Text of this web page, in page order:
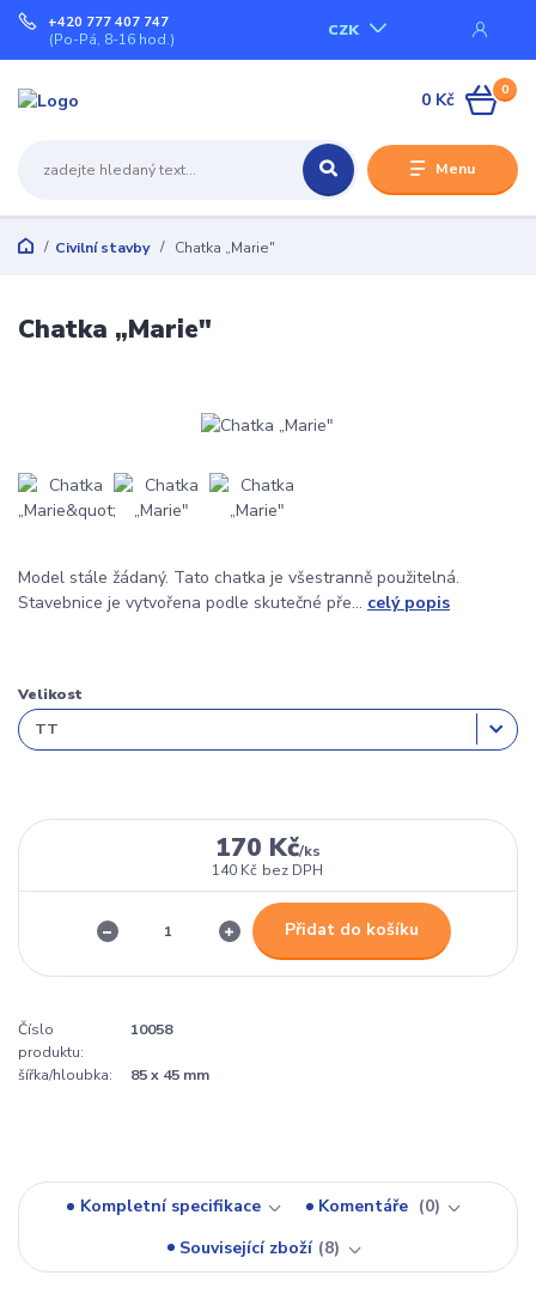
Menu
CZK
+420 777 407 747
(Po-Pá, 8-16 hod.)
0
0 Kč
Civilní stavby Chatka „Marie"
Chatka „Marie"
Model stále žádaný. Tato chatka je všestranně použitelná.
Stavebnice je vytvořena podle skutečné pře... celý popis
Velikost
170 Kč/ks
140 Kč bez DPH
Přidat do košíku
Číslo
produktu:
10058
šířka/hloubka: 85 x 45 mm
Kompletní specifikace Komentáře
0
Související zboží 8